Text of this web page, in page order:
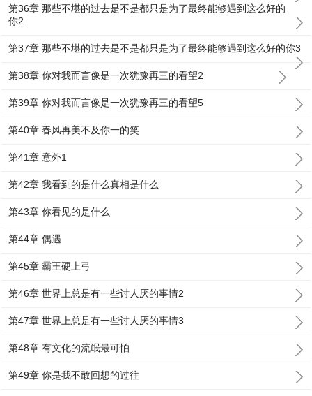
第36章 那些不堪的过去是不是都只是为了最终能够遇到这么好的
你2
第37章 那些不堪的过去是不是都只是为了最终能够遇到这么好的你3
第38章 你对我而言像是一次犹豫再三的看望2
第39章 你对我而言像是一次犹豫再三的看望5
第40章 春风再美不及你一的笑
第41章 意外1
第42章 我看到的是什么真相是什么
第43章 你看见的是什么
第44章 偶遇
第45章 霸王硬上弓
第46章 世界上总是有一些讨人厌的事情2
第47章 世界上总是有一些讨人厌的事情3
第48章 有文化的流氓最可怕
第49章 你是我不敢回想的过往